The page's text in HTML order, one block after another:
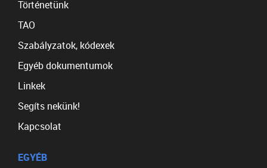
Történetünk
TAO
Szabályzatok, kódexek
Egyéb dokumentumok
Linkek
Segíts nekünk!
Kapcsolat
EGYÉB